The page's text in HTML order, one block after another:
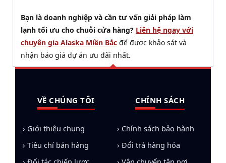
Bạn là doanh nghiệp và cần tư vấn giải pháp làm
lạnh tối ưu cho chuỗi cửa hàng? Liên hệ ngay với
chuyên gia Alaska Miền Bắc để được khảo sát và
nhận báo giá dự án ưu đãi nhất.
VỀ CHÚNG TÔI
› Giới thiệu chung
› Tiêu chí bán hàng
CHÍNH SÁCH
› Chính sách bảo hành
› Đổi trả hàng hóa